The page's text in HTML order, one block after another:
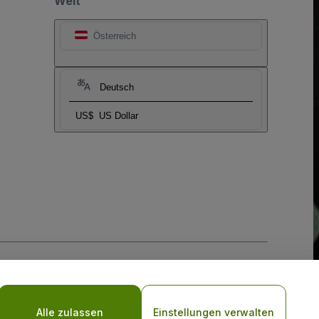
Österreich
Deutsch
US$ US Dollar
RichtlinieundDatenschutzrichtlinie für Mobilanwendungen
Alle zulassen Einstellungen verwalten